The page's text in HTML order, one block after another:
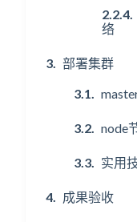
络
部署集群
node
实用
成果验收